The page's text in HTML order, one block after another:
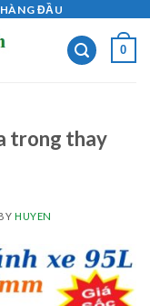
ĐẦU
0
trong thay
HUYEN